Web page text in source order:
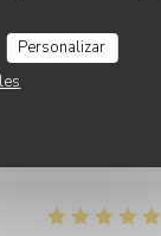
Personalizar
et donnent de